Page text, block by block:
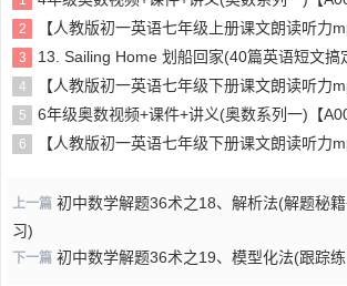
2 【人教版初一英语七年级上册课文朗读听力mp3】Starter unit 1
3 13. Sailing Home 划船回家(40篇英语短文搞定高中高考
4 【人教版初一英语七年级下册课文朗读听力mp3
5 6年级奥数视频+课件+讲义(奥数系列一)【
6 【人教版初一英语七年级下册课文朗读听力mp3
上一篇 初中数学解题36术之18、解析法(解题秘
习)
下一篇 初中数学解题36术之19、模型化法(跟踪